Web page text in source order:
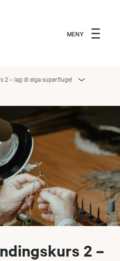
MENY
2 – lag di eiga superfluge!
2 –